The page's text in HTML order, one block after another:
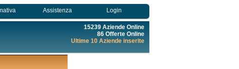
Assistenza Login
15239 Aziende Online
86 Offerte Online
Ultime 10 Aziende inserite